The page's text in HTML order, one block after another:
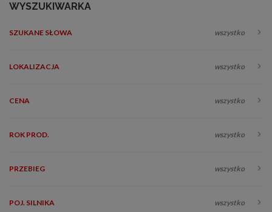
WYSZUKIWARKA
SZUKANE SŁOWA wszystko
LOKALIZACJA wszystko
CENA wszystko
ROK PROD. wszystko
PRZEBIEG wszystko
POJ. SILNIKA wszystko